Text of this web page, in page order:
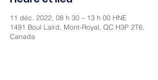
11 déc. 2022, 08 h 30 – 13 h 00 HNE
1491 Boul Laird, Mont-Royal, QC H3P 2T6,
Canada